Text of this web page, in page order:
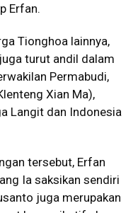
Erfan.
Tionghoa lainnya,
turut andil dalam
Permabudi,
Xian Ma),
Langit dan Indonesia
tersebut, Erfan
Ia saksikan sendiri
juga merupakan